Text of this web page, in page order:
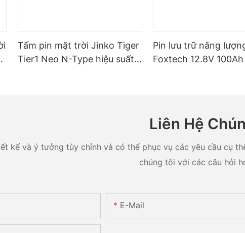
Tấm pin mặt trời Jinko Tiger
Tier1 Neo N-Type hiệu suất
Pin lưu trữ năng
Foxtech 12.8V
Liên Hệ
kế và ý tưởng tùy chỉnh và có thể phục vụ các yêu cầu cụ
chúng tôi với các câu hỏi
E-Mail